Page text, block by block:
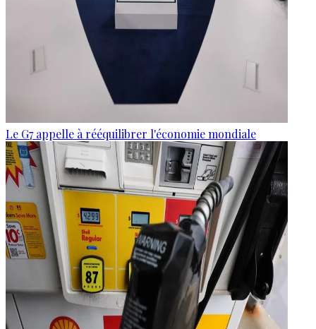
Le G7 appelle à rééquilibrer l'économie mondiale